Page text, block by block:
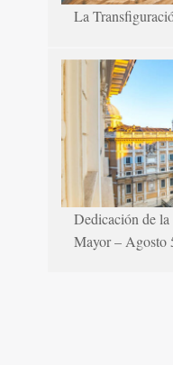
La
Dedicación de
Mayor – Agosto